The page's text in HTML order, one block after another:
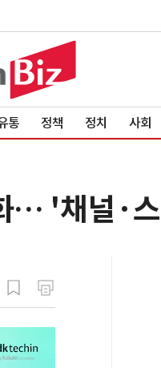
통 정책 정치 사회
… '채널·